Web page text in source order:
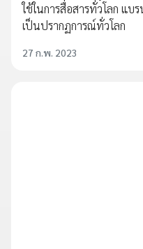
ใช้ในการสื่อสารทั่วโลก แบ
เป็นปรากฏการณ์ทั่วโลก
27 ก.พ. 2023